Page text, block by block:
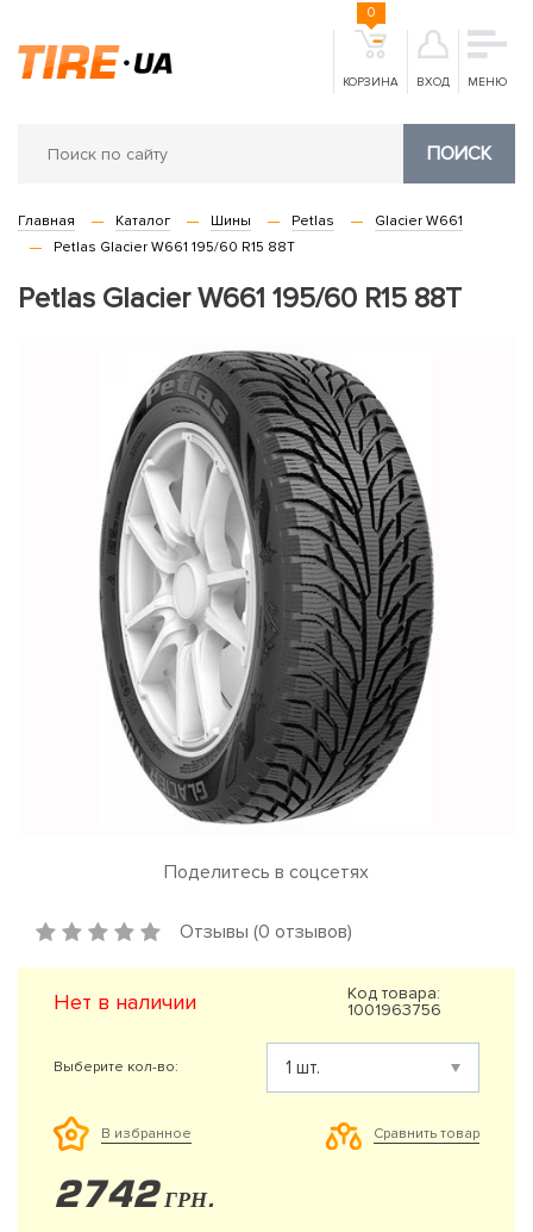
КОРЗИНА
0
ВХОД МЕНЮ
ПОИСК
Главная Каталог Шины Petlas
Glacier W661
Petlas Glacier W661 195/60 R15 88T
Petlas Glacier W661 195/60 R15 88T
Поделитесь в соцсетях
Отзывы (0 отзывов)
Нет в наличии
Код товара:
1001963756
Выберите кол-во:
В избранное Сравнить товар
2742 ГРН.